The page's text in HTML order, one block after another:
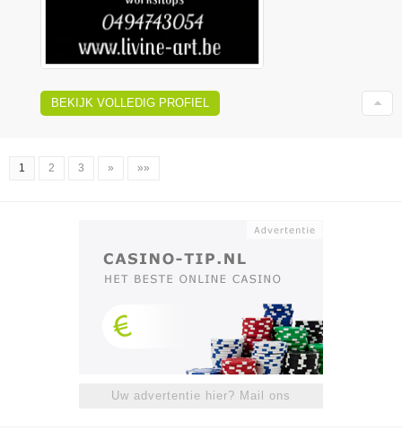
BEKIJK VOLLEDIG PROFIEL
1 2 3 » »»
Uw advertentie hier? Mail ons